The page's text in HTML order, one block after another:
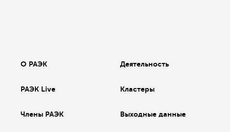
О РАЭК Деятельность
РАЭК Live Кластеры
Члены РАЭК Выходные данные